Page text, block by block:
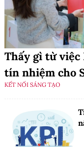
Thấy gì từ việc
tín nhiệm cho
KẾT NỐI SÁNG TẠO